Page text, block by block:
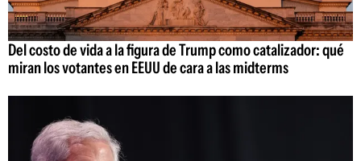
Del costo de vida a la figura de Trump como catalizador: qué
miran los votantes en EEUU de cara a las midterms